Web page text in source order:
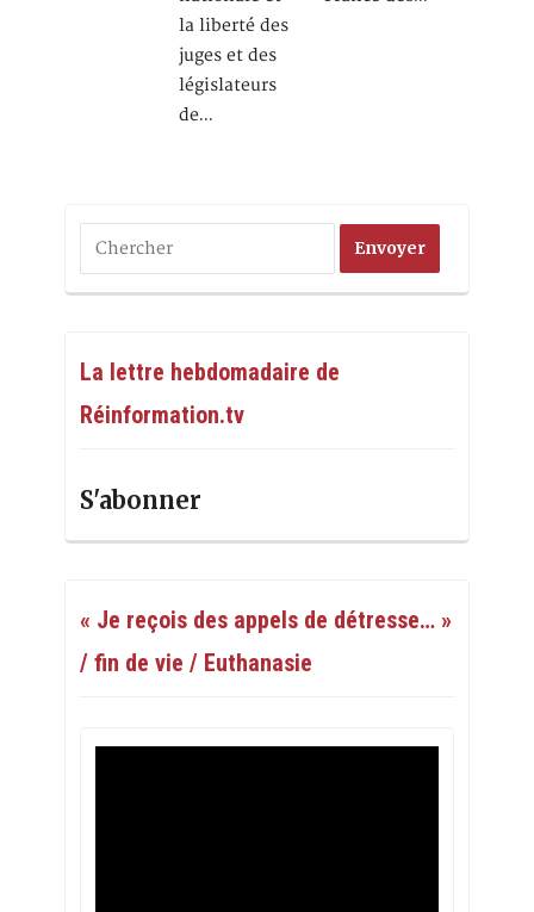
la liberté des
juges et des
législateurs
de…
La lettre hebdomadaire de
Réinformation.tv
S'abonner
« Je reçois des appels de détresse… »
/ fin de vie / Euthanasie